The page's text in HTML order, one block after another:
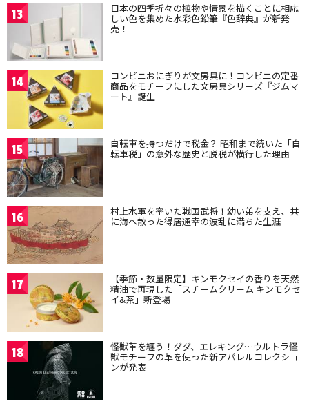
13 日本の四季折々の植物や情景を描くことに相応
しい色を集めた水彩色鉛筆『色辞典』が新発
売！
14 コンビニおにぎりが文房具に！コンビニの定番
商品をモチーフにした文房具シリーズ『ジムマ
ート』誕生
15 自転車を持つだけで税金？ 昭和まで続いた「自
転車税」の意外な歴史と脱税が横行した理由
16 村上水軍を率いた戦国武将！幼い弟を支え、共
に海へ散った得居通幸の波乱に満ちた生涯
17 【季節・数量限定】キンモクセイの香りを天然
精油で再現した「スチームクリーム キンモクセ
イ&茶」新登場
18 怪獣革を纏う！ダダ、エレキング…ウルトラ怪
獣モチーフの革を使った新アパレルコレクショ
ンが発表